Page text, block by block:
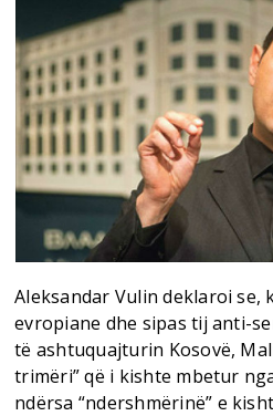
Aleksandar Vulin deklaroi se,
evropiane dhe sipas tij anti-
të ashtuquajturin Kosovë,
trimëri” që i kishte mbetur
ndërsa “ndershmërinë” e